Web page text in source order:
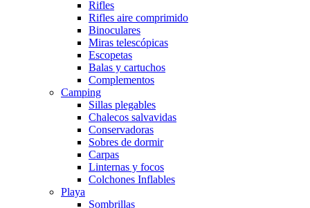
Rifles
Rifles aire comprimido
Binoculares
Miras telescópicas
Escopetas
Balas y cartuchos
Complementos
Camping
Sillas plegables
Chalecos salvavidas
Conservadoras
Sobres de dormir
Carpas
Linternas y focos
Colchones Inflables
Playa
Sombrillas